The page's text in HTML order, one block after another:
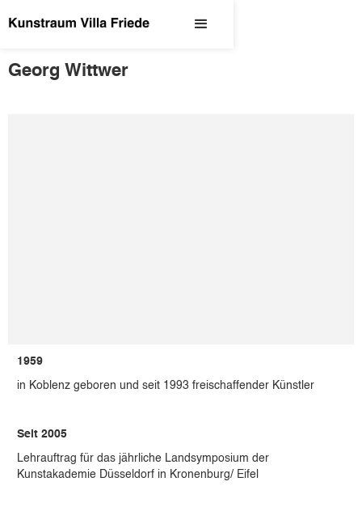
Georg Wittwer
1959
in Koblenz geboren und seit 1993 freischaffender Künstler
Seit 2005
Lehrauftrag für das jährliche Landsymposium der
Kunstakademie Düsseldorf in Kronenburg/ Eifel